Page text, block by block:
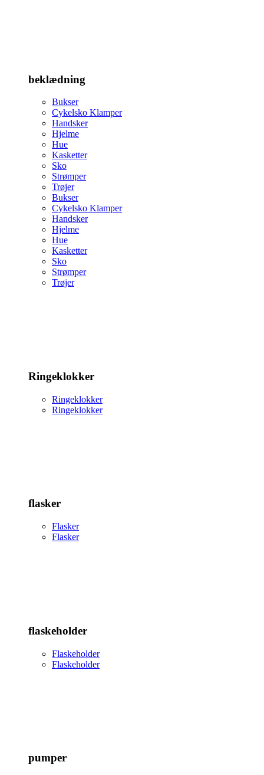
beklædning
Bukser
Cykelsko Klamper
Handsker
Hjelme
Hue
Kasketter
Sko
Strømper
Trøjer
Bukser
Cykelsko Klamper
Handsker
Hjelme
Hue
Kasketter
Sko
Strømper
Trøjer
Ringeklokker
Ringeklokker
Ringeklokker
flasker
Flasker
Flasker
flaskeholder
Flaskeholder
Flaskeholder
pumper